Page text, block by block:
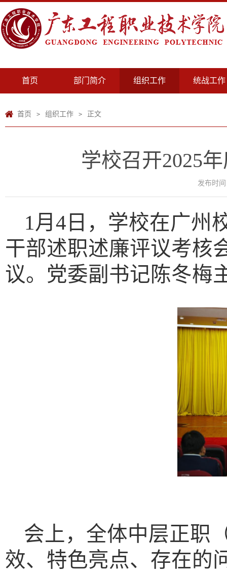
首页 部门简介 组织工作 统战工作
首页 > 组织工作 > 正文
学校召开2025
发布时间
1月4日，学校在广州
干部述职述廉评议考核
议。党委副书记陈冬梅
会上，全体中层正职
效、特色亮点、存在的